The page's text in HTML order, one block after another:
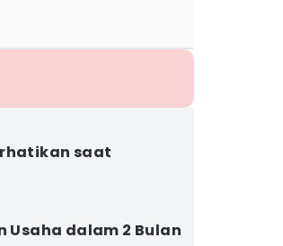
saat
Usaha dalam 2 Bulan